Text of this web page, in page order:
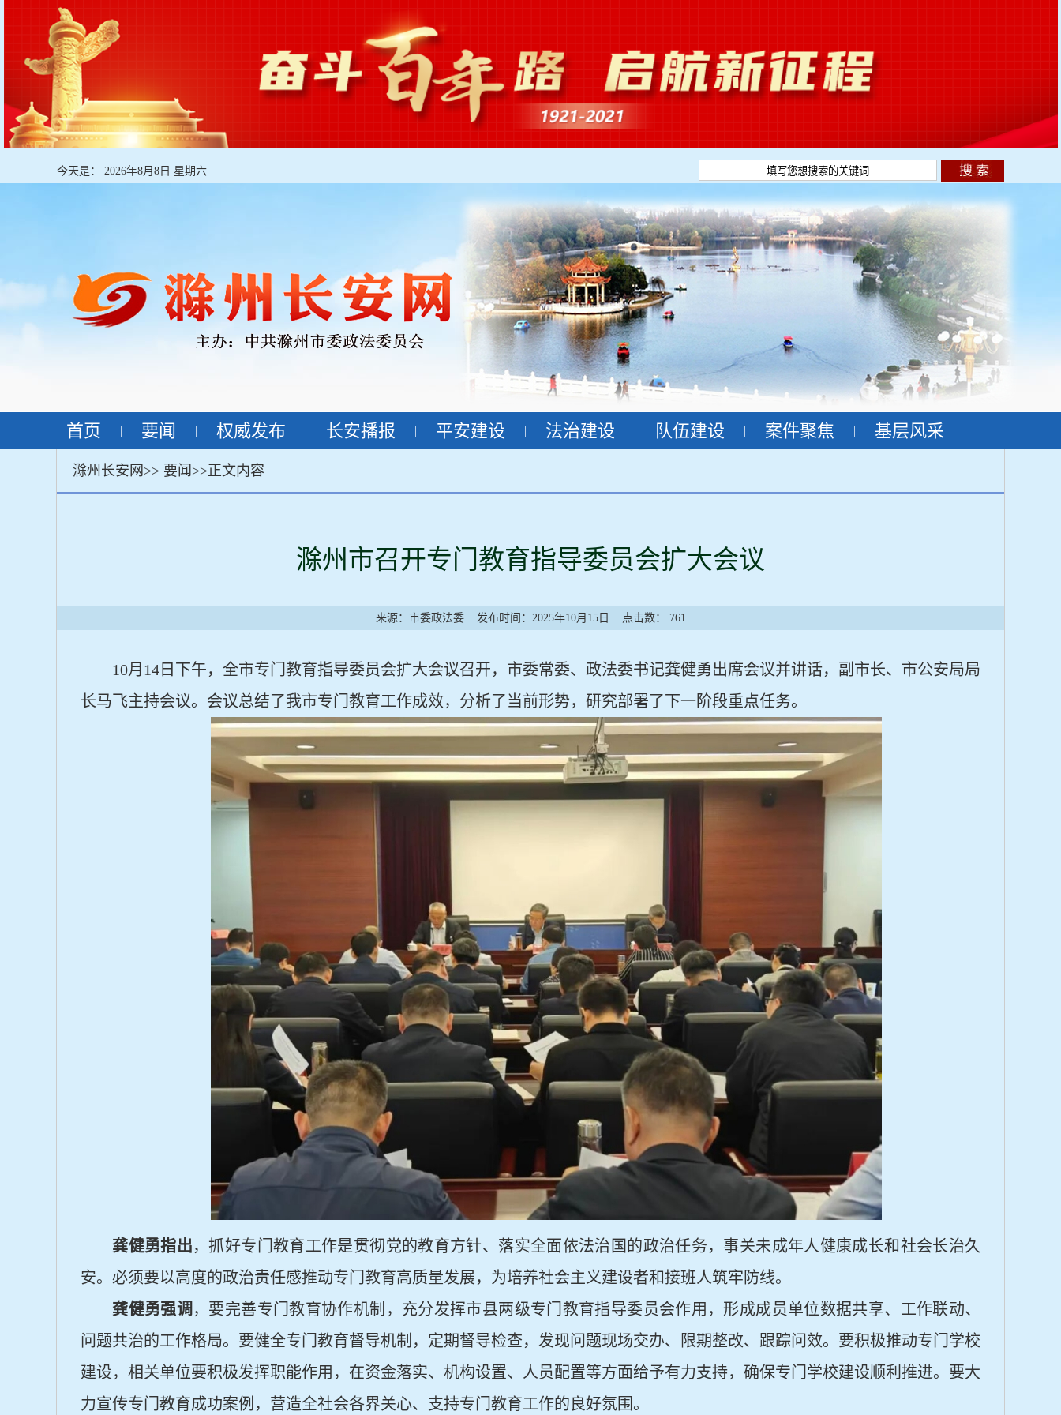
今天是： 2026年8月8日 星期六
首页 要闻 权威发布 长安播报 平安建设 法治建设 队伍建设 案件聚焦 基层风采
滁州长安网>> 要闻 >>正文内容
滁州市召开专门教育指导委员会扩大会议
来源：市委政法委 发布时间：2025年10月15日 点击数： 761
10月14日下午，全市专门教育指导委员会扩大会议召开，市委常委、政法委书记龚健勇出席会议并讲话，副市长、市公安局局
长马飞主持会议。会议总结了我市专门教育工作成效，分析了当前形势，研究部署了下一阶段重点任务。
龚健勇指出，抓好专门教育工作是贯彻党的教育方针、落实全面依法治国的政治任务，事关未成年人健康成长和社会长治久
安。必须要以高度的政治责任感推动专门教育高质量发展，为培养社会主义建设者和接班人筑牢防线。
龚健勇强调 ，要完善专门教育协作机制，充分发挥市县两级专门教育指导委员会作用，形成成员单位数据共享、工作联动、
问题共治的工作格局。要健全专门教育督导机制，定期督导检查，发现问题现场交办、限期整改、跟踪问效。要积极推动专门学校
建设，相关单位要积极发挥职能作用，在资金落实、机构设置、人员配置等方面给予有力支持，确保专门学校建设顺利推进。要大
力宣传专门教育成功案例，营造全社会各界关心、支持专门教育工作的良好氛围。